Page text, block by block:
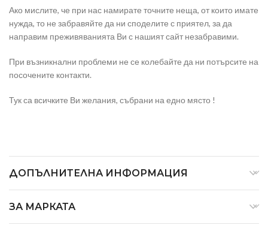
Ако мислите, че при нас намирате точните неща, от които имате
нужда, то не забравяйте да ни споделите с приятел, за да
направим преживяванията Ви с нашият сайт незабравими.
При възникнални проблеми не се колебайте да ни потърсите на
посочените контакти.
Тук са всичките Ви желания, събрани на едно място !
ДОПЪЛНИТЕЛНА ИНФОРМАЦИЯ
ЗА МАРКАТА